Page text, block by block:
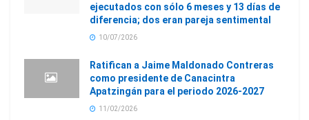
ejecutados con sólo 6 meses y 13 días de
diferencia; dos eran pareja sentimental
10/07/2026
Ratifican a Jaime Maldonado Contreras
como presidente de Canacintra
Apatzingán para el periodo 2026-2027
11/02/2026